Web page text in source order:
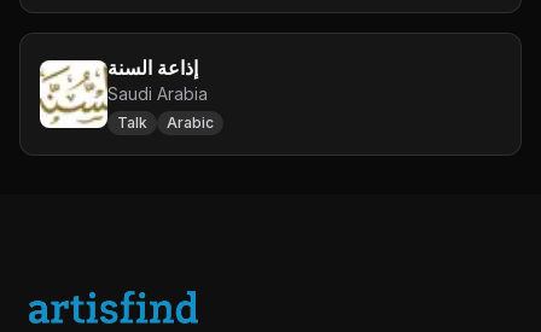
إذاعة السنة
Saudi Arabia
Talk Arabic